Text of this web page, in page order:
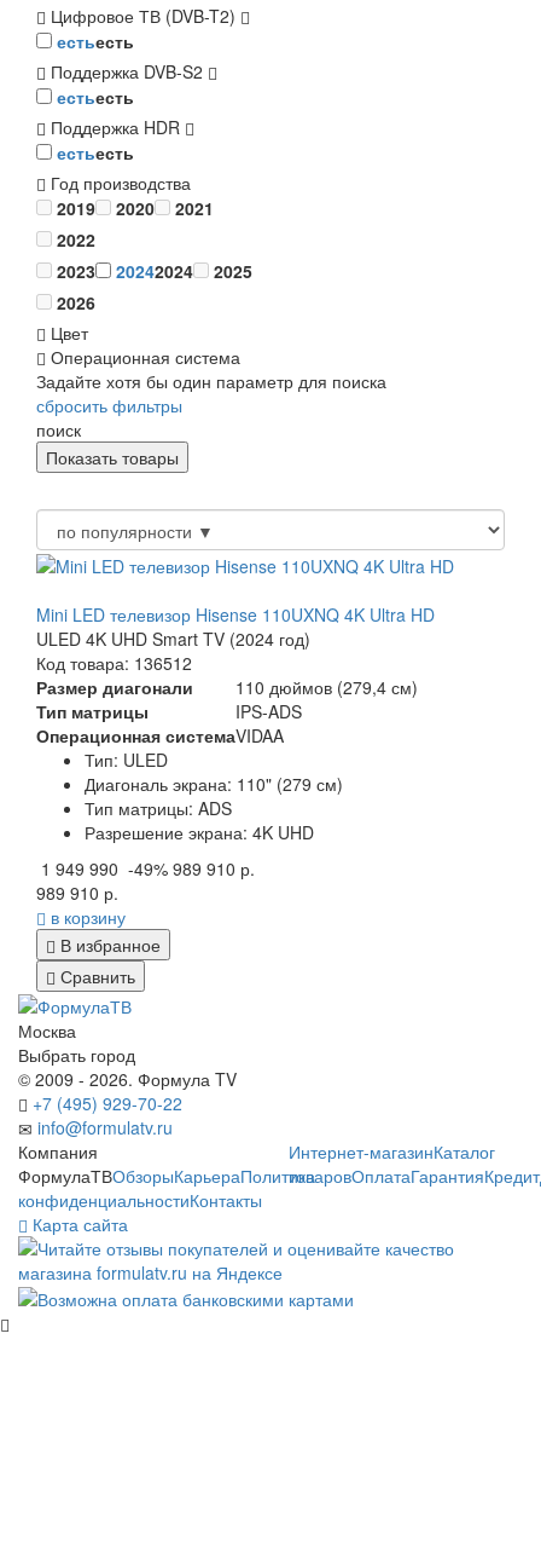
Цифровое ТВ (DVB-T2)
естьесть
Поддержка DVB-S2
естьесть
Поддержка HDR
естьесть
Год производства
2019
2020
2021
2022
2023
20242024
2025
2026
Цвет
Операционная система
Задайте хотя бы один параметр для поиска
сбросить фильтры
поиск
Mini LED телевизор Hisense 110UXNQ 4K Ultra HD
ULED 4K UHD Smart TV (2024 год)
Код товара: 136512
Размер диагонали
110 дюймов (279,4 см)
Тип матрицы
IPS-ADS
Операционная системаVIDAA
Тип: ULED
Диагональ экрана: 110" (279 см)
Тип матрицы: ADS
Разрешение экрана: 4K UHD
1 949 990 -49% 989 910 р.
989 910 р.
в корзину
В избранное
Сравнить
Москва
Выбрать город
© 2009 - 2026. Формула TV
+7 (495) 929-70-22
info@formulatv.ru
Компания
ФормулаТВОбзорыКарьераПолитика
конфиденциальностиКонтакты
Интернет-магазинКаталог
товаровОплатаГарантияКредит
Карта сайта